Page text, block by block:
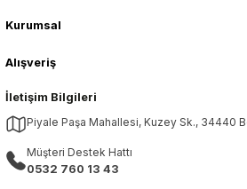
E... B... | 25/01/2022
Aldığıma memnunum
Bu sistemi çok beğendim İstanbul'da yaşamıyoruz. İl
öğrendim çok sevindim. Aldığıma memnunum
İletişim Bilgileri
Piyale Paşa Mahallesi, Kuzey Sk., 34440
Müşteri Destek Hattı
0532 760 13 43
Kurumsal
Alışveriş